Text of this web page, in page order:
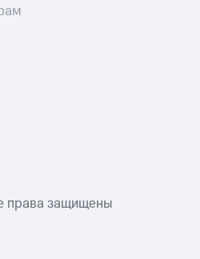
защищены